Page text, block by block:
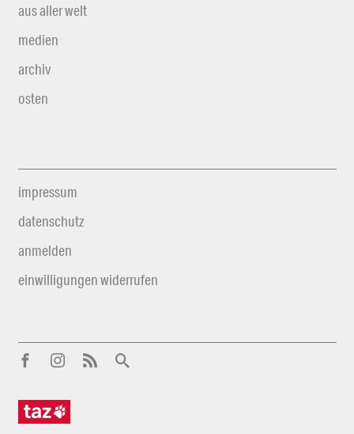
aus aller welt
medien
archiv
osten
impressum
datenschutz
anmelden
einwilligungen widerrufen